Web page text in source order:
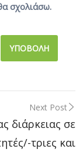
σχολιάσω.
Next Post
διάρκειας σε
τριες και